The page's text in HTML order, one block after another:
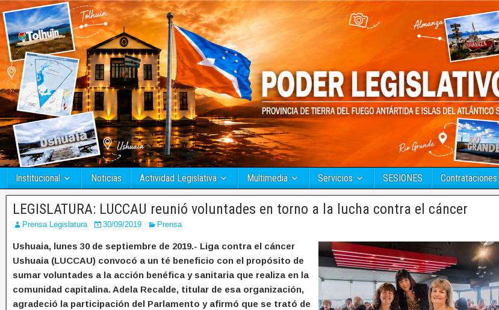
Institucional Noticias Actividad Legislativa Multimedia Servicios SESIONES Contrataciones
LEGISLATURA: LUCCAU reunió voluntades en torno a la lucha contra el cáncer
Prensa Legislatura 30/09/2019 Prensa
Ushuaia, lunes 30 de septiembre de 2019.- Liga contra el cáncer
Ushuaia (LUCCAU) convocó a un té beneficio con el propósito de
sumar voluntades a la acción benéfica y sanitaria que realiza en la
comunidad capitalina. Adela Recalde, titular de esa organización,
agradeció la participación del Parlamento y afirmó que se trató de